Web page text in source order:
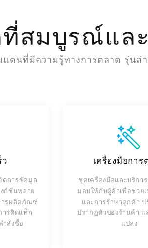
สมบูรณ์แล
แดนที่มีความรู้ทางการตลาด รุ่นล่
ว
ดการข้อมูล
ก์ชันหลาย
ารผลิตภัณฑ์
ารติดแท็ก
ำสั่งซื้อ
เครื่องมือการ
ชุดเครื่องมือและบริกา
มอบให้กับผู้ค้าเพื่อช่วย
และการรักษาลูกค้า ป
ปรากฏตัวของร้านค้า แ
แปลง